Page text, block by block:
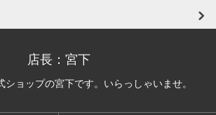
店長：宮下
ショップの宮下です。いらっしゃいませ。